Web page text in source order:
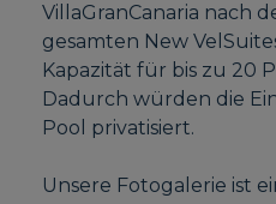
VillaGranCanaria nach
gesamten New
Kapazität für bis zu 20
Dadurch würden die
Pool privatisiert.
Unsere Fotogalerie ist